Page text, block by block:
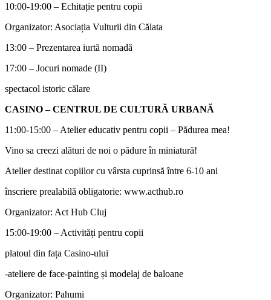
10:00-19:00 – Echitație pentru copii
Organizator: Asociația Vulturii din Călata
13:00 – Prezentarea iurtă nomadă
17:00 – Jocuri nomade (II)
spectacol istoric călare
CASINO – CENTRUL DE CULTURĂ URBANĂ
11:00-15:00 – Atelier educativ pentru copii – Pădurea mea!
Vino sa creezi alături de noi o pădure în miniatură!
Atelier destinat copiilor cu vârsta cuprinsă între 6-10 ani
înscriere prealabilă obligatorie: www.acthub.ro
Organizator: Act Hub Cluj
15:00-19:00 – Activități pentru copii
platoul din fața Casino-ului
-ateliere de face-painting și modelaj de baloane
Organizator: Pahumi